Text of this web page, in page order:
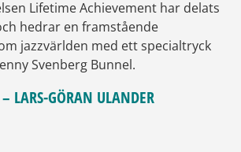
Lifetime Achievement har delats
hedrar en framstående
jazzvärlden med ett specialtryck
Svenberg Bunnel.
LARS-GÖRAN ULANDER